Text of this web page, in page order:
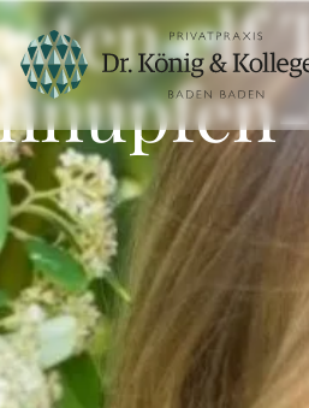
elf